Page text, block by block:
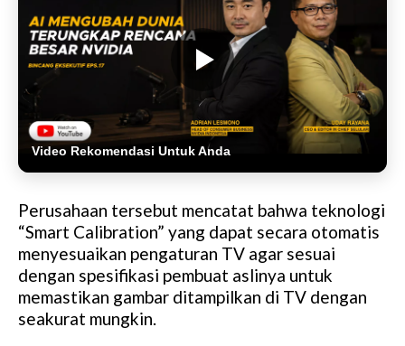
Video Rekomendasi Untuk Anda
Perusahaan tersebut mencatat bahwa teknologi
“Smart Calibration” yang dapat secara otomatis
menyesuaikan pengaturan TV agar sesuai
dengan spesifikasi pembuat aslinya untuk
memastikan gambar ditampilkan di TV dengan
seakurat mungkin.